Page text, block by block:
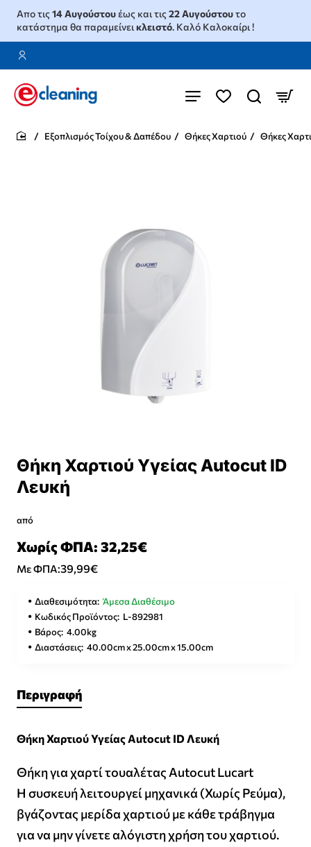
Απο τις14 Αυγούστουέως και τις22 Αυγούστουτο
κατάστημα θα παραμείνεικλειστό. Καλό Καλοκαίρι !
Εξοπλισμός Τοίχου & Δαπέδου Θήκες Χαρτιού Θήκες
Θήκη Χαρτιού Υγείας Autocut ID
Λευκή
από
Με ΦΠΑ:39,99€
Χωρίς ΦΠΑ: 32,25€
Διαθεσιμότητα: Άμεσα Διαθέσιμο
Κωδικός Προϊόντος: L-892981
Βάρος: 4.00kg
Διαστάσεις: 40.00cm x 25.00cm x 15.00cm
Περιγραφή
Θήκη Χαρτιού Υγείας Autocut ID Λευκή
Θήκη για χαρτί τουαλέτας Autocut Lucart
Η συσκευή λειτουργεί μηχανικά (Χωρίς Ρεύμα),
βγάζοντας μερίδα χαρτιού με κάθε τράβηγμα
για να μην γίνετε αλόγιστη χρήση του χαρτιού.